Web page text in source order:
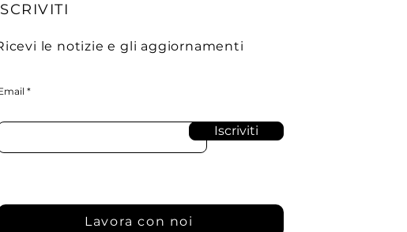
le notizie e gli aggiornamenti
Iscriviti
Lavora con noi